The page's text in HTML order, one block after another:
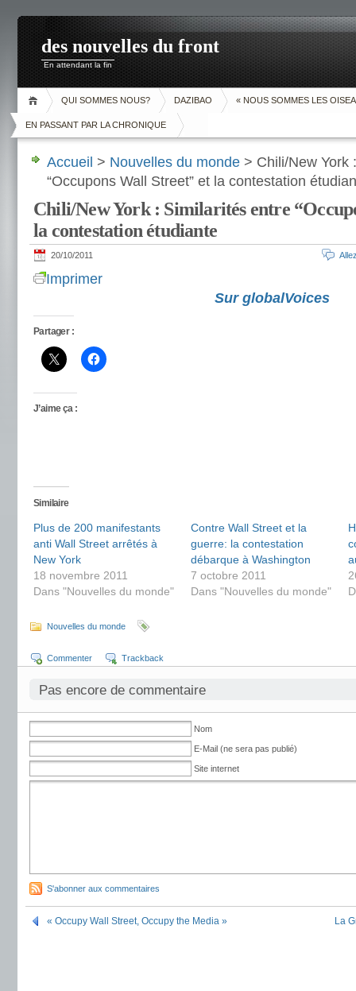
des nouvelles du front
En attendant la fin
QUI SOMMES NOUS? DAZIBAO « NOUS SOMMES LES
EN PASSANT PAR LA CHRONIQUE
Accueil > Nouvelles du monde > Chili/New York
“Occupons Wall Street” et la contestation
Chili/New York : Similarités entre
la contestation étudiante
20/10/2011
Imprimer
Sur globalVoices
Partager :
J’aime ça :
Similaire
Plus de 200 manifestants
anti Wall Street arrêtés à
New York
18 novembre 2011
Dans "Nouvelles du monde"
Contre Wall Street et la
guerre: la contestation
débarque à Washington
7 octobre 2011
Dans "Nouvelles du monde"
Nouvelles du monde
Commenter Trackback
Pas encore de commentaire
Nom
E-Mail (ne sera pas publié)
Site internet
S'abonner aux commentaires
« Occupy Wall Street, Occupy the Media » La